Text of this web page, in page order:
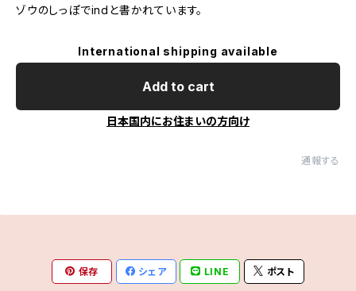
ゾウのしっぽでindと書かれています。
International shipping available
Add to cart
日本国内にお住まいの方向け
通報する
保存 シェア LINE ポスト